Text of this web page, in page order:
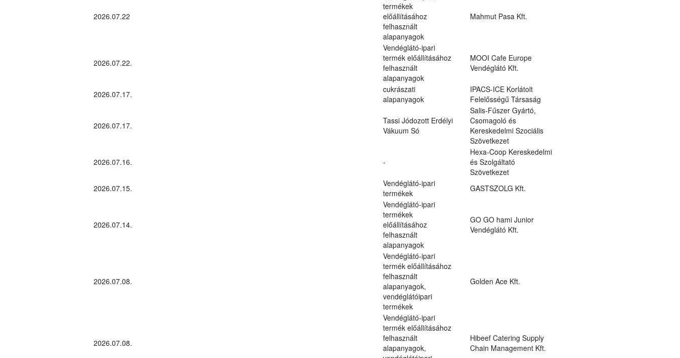
2026.07.22
termékek
előállításához
felhasznált
alapanyagok
Mahmut Pasa Kft.
2026.07.22.
Vendéglátó-ipari
termék előállításához
felhasznált
alapanyagok
MOOI Cafe Europe
Vendéglátó Kft.
2026.07.17.
cukrászati
alapanyagok
IPACS-ICE Korlátolt
Felelősségű Társaság
2026.07.17.
Tassi Jódozott Erdélyi
Vákuum Só
Salis-Fűszer Gyártó,
Csomagoló és
Kereskedelmi Szociális
Szövetkezet
2026.07.16. -
Hexa-Coop Kereskedelmi
és Szolgáltató
Szövetkezet
2026.07.15.
Vendéglátó-ipari
termékek
GASTSZOLG Kft.
2026.07.14.
Vendéglátó-ipari
termékek
előállításához
felhasznált
alapanyagok
GO GO hami Junior
Vendéglátó Kft.
2026.07.08.
Vendéglátó-ipari
termék előállításához
felhasznált
alapanyagok,
vendéglátóipari
termékek
Golden Ace Kft.
2026.07.08.
Vendéglátó-ipari
termék előállításához
felhasznált
alapanyagok,
Hibeef Catering Supply
Chain Management Kft.